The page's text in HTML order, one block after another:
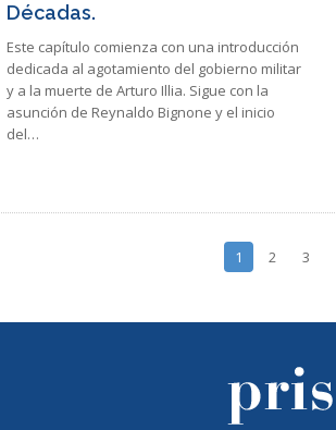
Décadas.
Este capítulo comienza con una introducción
dedicada al agotamiento del gobierno militar
y a la muerte de Arturo Illia. Sigue con la
asunción de Reynaldo Bignone y el inicio
del…
1 2 3